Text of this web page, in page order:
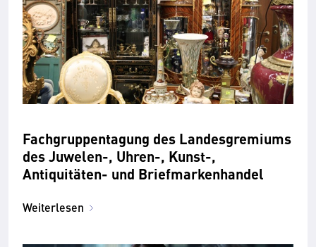
Fachgruppentagung des Landesgremiums
des Juwelen-, Uhren-, Kunst-,
Antiquitäten- und Briefmarkenhandel
Weiterlesen